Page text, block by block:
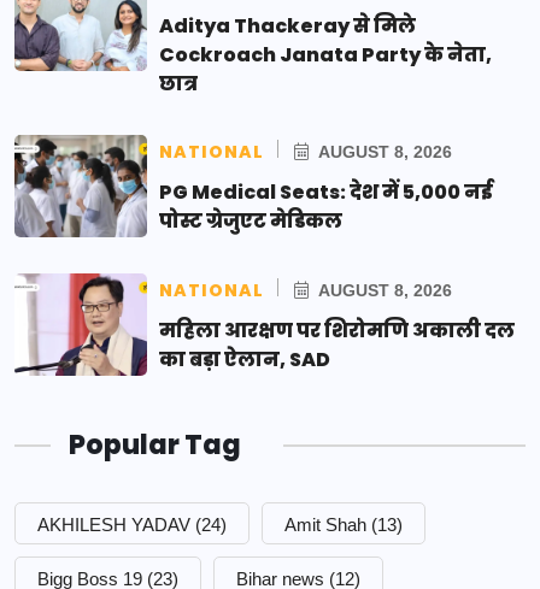
Aditya Thackeray से मिले
Cockroach Janata Party के नेता,
छात्र
NATIONAL AUGUST 8, 2026
PG Medical Seats: देश में 5,000 नई
पोस्ट ग्रेजुएट मेडिकल
NATIONAL AUGUST 8, 2026
महिला आरक्षण पर शिरोमणि अकाली दल
का बड़ा ऐलान, SAD
Popular Tag
AKHILESH YADAV (24) Amit Shah (13)
Bigg Boss 19 (23) Bihar news (12)